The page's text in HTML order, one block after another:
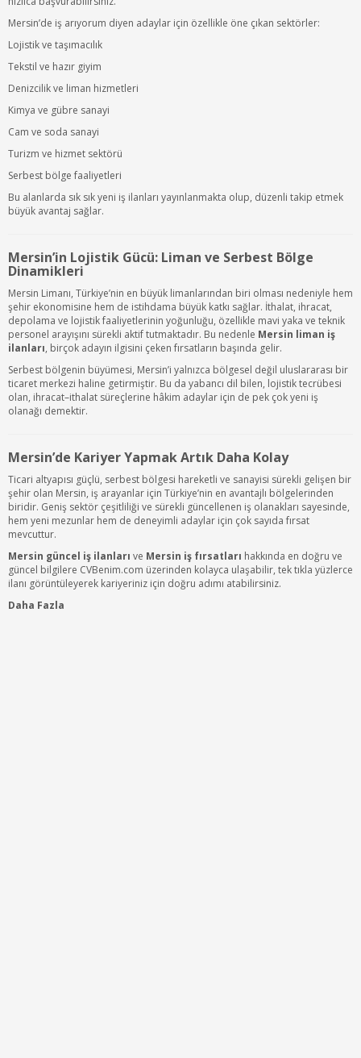
Mersin’de iş arıyorum diyen adaylar için özellikle öne çıkan sektörler:
Lojistik ve taşımacılık
Tekstil ve hazır giyim
Denizcilik ve liman hizmetleri
Kimya ve gübre sanayi
Cam ve soda sanayi
Turizm ve hizmet sektörü
Serbest bölge faaliyetleri
Bu alanlarda sık sık yeni iş ilanları yayınlanmakta olup, düzenli takip etmek
büyük avantaj sağlar.
Mersin’in Lojistik Gücü: Liman ve Serbest Bölge
Dinamikleri
Mersin Limanı, Türkiye’nin en büyük limanlarından biri olması nedeniyle hem
şehir ekonomisine hem de istihdama büyük katkı sağlar. İthalat, ihracat,
depolama ve lojistik faaliyetlerinin yoğunluğu, özellikle mavi yaka ve teknik
personel arayışını sürekli aktif tutmaktadır. Bu nedenle Mersin liman iş
ilanları, birçok adayın ilgisini çeken fırsatların başında gelir.
Serbest bölgenin büyümesi, Mersin’i yalnızca bölgesel değil uluslararası bir
ticaret merkezi haline getirmiştir. Bu da yabancı dil bilen, lojistik tecrübesi
olan, ihracat–ithalat süreçlerine hâkim adaylar için de pek çok yeni iş
olanağı demektir.
Mersin’de Kariyer Yapmak Artık Daha Kolay
Ticari altyapısı güçlü, serbest bölgesi hareketli ve sanayisi sürekli gelişen bir
şehir olan Mersin, iş arayanlar için Türkiye’nin en avantajlı bölgelerinden
biridir. Geniş sektör çeşitliliği ve sürekli güncellenen iş olanakları sayesinde,
hem yeni mezunlar hem de deneyimli adaylar için çok sayıda fırsat
mevcuttur.
Mersin güncel iş ilanları ve Mersin iş fırsatları hakkında en doğru ve
güncel bilgilere CVBenim.com üzerinden kolayca ulaşabilir, tek tıkla yüzlerce
ilanı görüntüleyerek kariyeriniz için doğru adımı atabilirsiniz.
Daha Fazla